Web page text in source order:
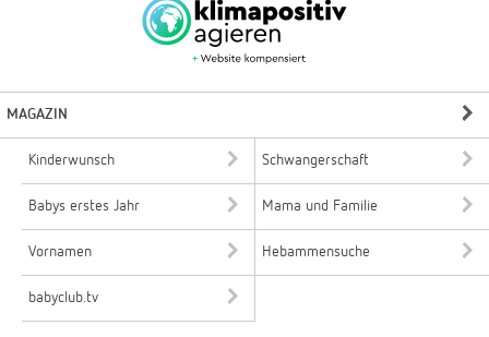
MAGAZIN
Kinderwunsch Schwangerschaft
Babys erstes Jahr Mama und Familie
Vornamen Hebammensuche
babyclub.tv